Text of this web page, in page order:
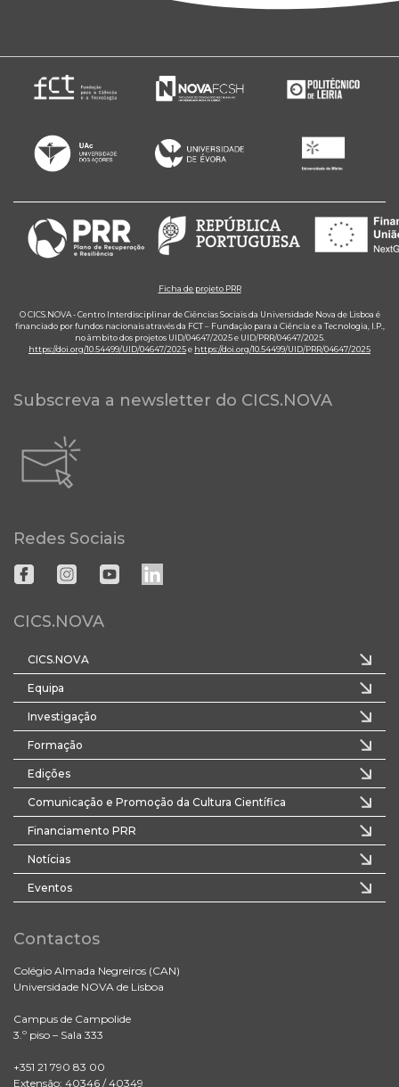
Ficha de projeto PRR
O CICS.NOVA - Centro Interdisciplinar de Ciências Sociais da Universidade Nova de Lisboa é
financiado por fundos nacionais através da FCT – Fundação para a Ciência e a Tecnologia, I.P.,
no âmbito dos projetos UID/04647/2025 e UID/PRR/04647/2025.
https://doi.org/10.54499/UID/04647/2025e https://doi.org/10.54499/UID/PRR/04647/2025
Subscreva a newsletter do CICS.NOVA
Redes Sociais
CICS.NOVA
CICS.NOVA
Equipa
Investigação
Formação
Edições
Comunicação e Promoção da Cultura Científica
Financiamento PRR
Notícias
Eventos
Contactos
Colégio Almada Negreiros (CAN)
Universidade NOVA de Lisboa
Campus de Campolide
3.º piso – Sala 333
+351 21 790 83 00
Extensão: 40346 / 40349